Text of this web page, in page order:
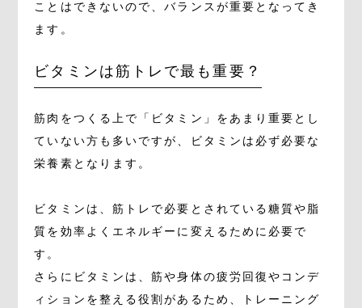
ことはできないので、バランスが重要となってき
ます。
ビタミンは筋トレで最も重要？
筋肉をつくる上で「ビタミン」をあまり重要とし
ていない方も多いですが、ビタミンは必ず必要な
栄養素となります。
ビタミンは、筋トレで必要とされている糖質や脂
質を効率よくエネルギーに変えるために必要で
す。
さらにビタミンは、筋や身体の疲労回復やコンデ
ィションを整える役割があるため、トレーニング